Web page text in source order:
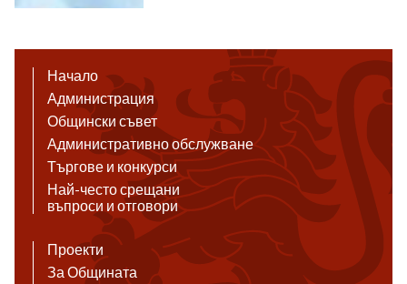
Начало
Администрация
Общински съвет
Административно обслужване
Търгове и конкурси
Най-често срещани
въпроси и отговори
Проекти
За Общината